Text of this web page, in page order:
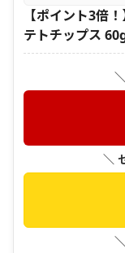
【ポイント3倍
テトチップス
＼